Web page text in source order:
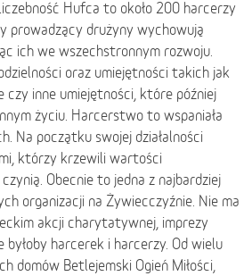
Hufca to około 200 harcerzy
prowadzący drużyny wychowują
ich we wszechstronnym rozwoju.
oraz umiejętności takich jak
czy inne umiejętności, które później
życiu. Harcerstwo to wspaniała
Na początku swojej działalności
którzy krzewili wartości
Obecnie to jedna z najbardziej
organizacji na Żywiecczyźnie. Nie ma
akcji charytatywnej, imprezy
harcerek i harcerzy. Od wielu
domów Betlejemski Ogień Miłości,